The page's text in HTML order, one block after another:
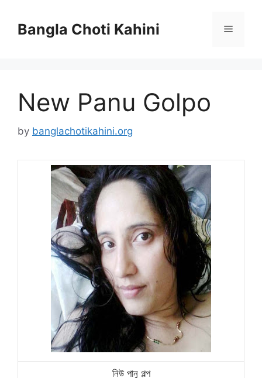
contentBangla Choti Kahini Menu
New Panu Golpo
by banglachotikahini.org
নিউ পানু গল্প